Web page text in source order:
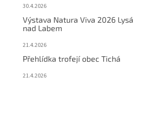
30.4.2026
Výstava Natura Viva 2026 Lysá
nad Labem
21.4.2026
Přehlídka trofejí obec Tichá
21.4.2026